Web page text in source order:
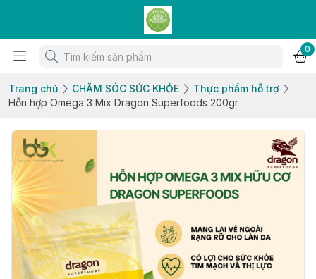
0
Trang chủ CHĂM SÓC SỨC KHỎE
Thực phẩm hỗ trợ
Hỗn hợp Omega 3 Mix Dragon Superfoods 200gr